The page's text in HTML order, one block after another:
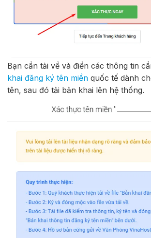
Bạn cần tải về và điền các thông tin
khai đăng ký tên miền quốc tế dành
tên, sau đó tải bản khai lên hệ thống.